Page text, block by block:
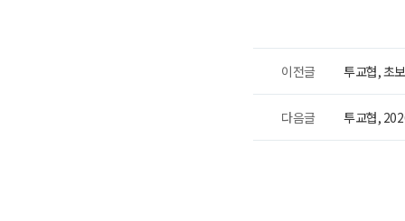
이전글 투교협, 초
다음글 투교협,